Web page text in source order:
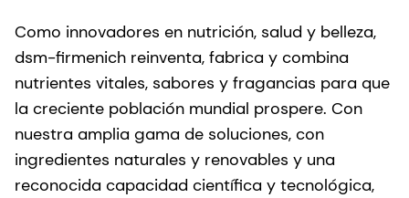
Como innovadores en nutrición, salud y belleza,
dsm-firmenich reinventa, fabrica y combina
nutrientes vitales, sabores y fragancias para que
la creciente población mundial prospere. Con
nuestra amplia gama de soluciones, con
ingredientes naturales y renovables y una
reconocida capacidad científica y tecnológica,